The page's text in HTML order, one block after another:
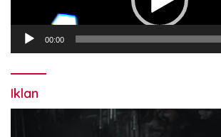
00:00
Iklan